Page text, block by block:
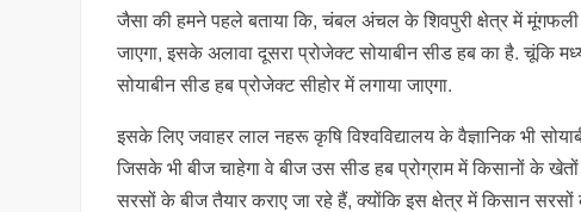
जैसा की हमने पहले बताया कि, चंबल अंचल के शिवपुरी क्षेत्र में
जाएगा, इसके अलावा दूसरा प्रोजेक्ट सोयाबीन सीड हब का है. चूंकि
सोयाबीन सीड हब प्रोजेक्ट सीहोर में लगाया जाएगा.
इसके लिए जवाहर लाल नहरू कृषि विश्वविद्यालय के वैज्ञानिक भी
जिसके भी बीज चाहेगा वे बीज उस सीड हब प्रोग्राम में किसानों के
सरसों के बीज तैयार कराए जा रहे हैं, क्योंकि इस क्षेत्र में किसान